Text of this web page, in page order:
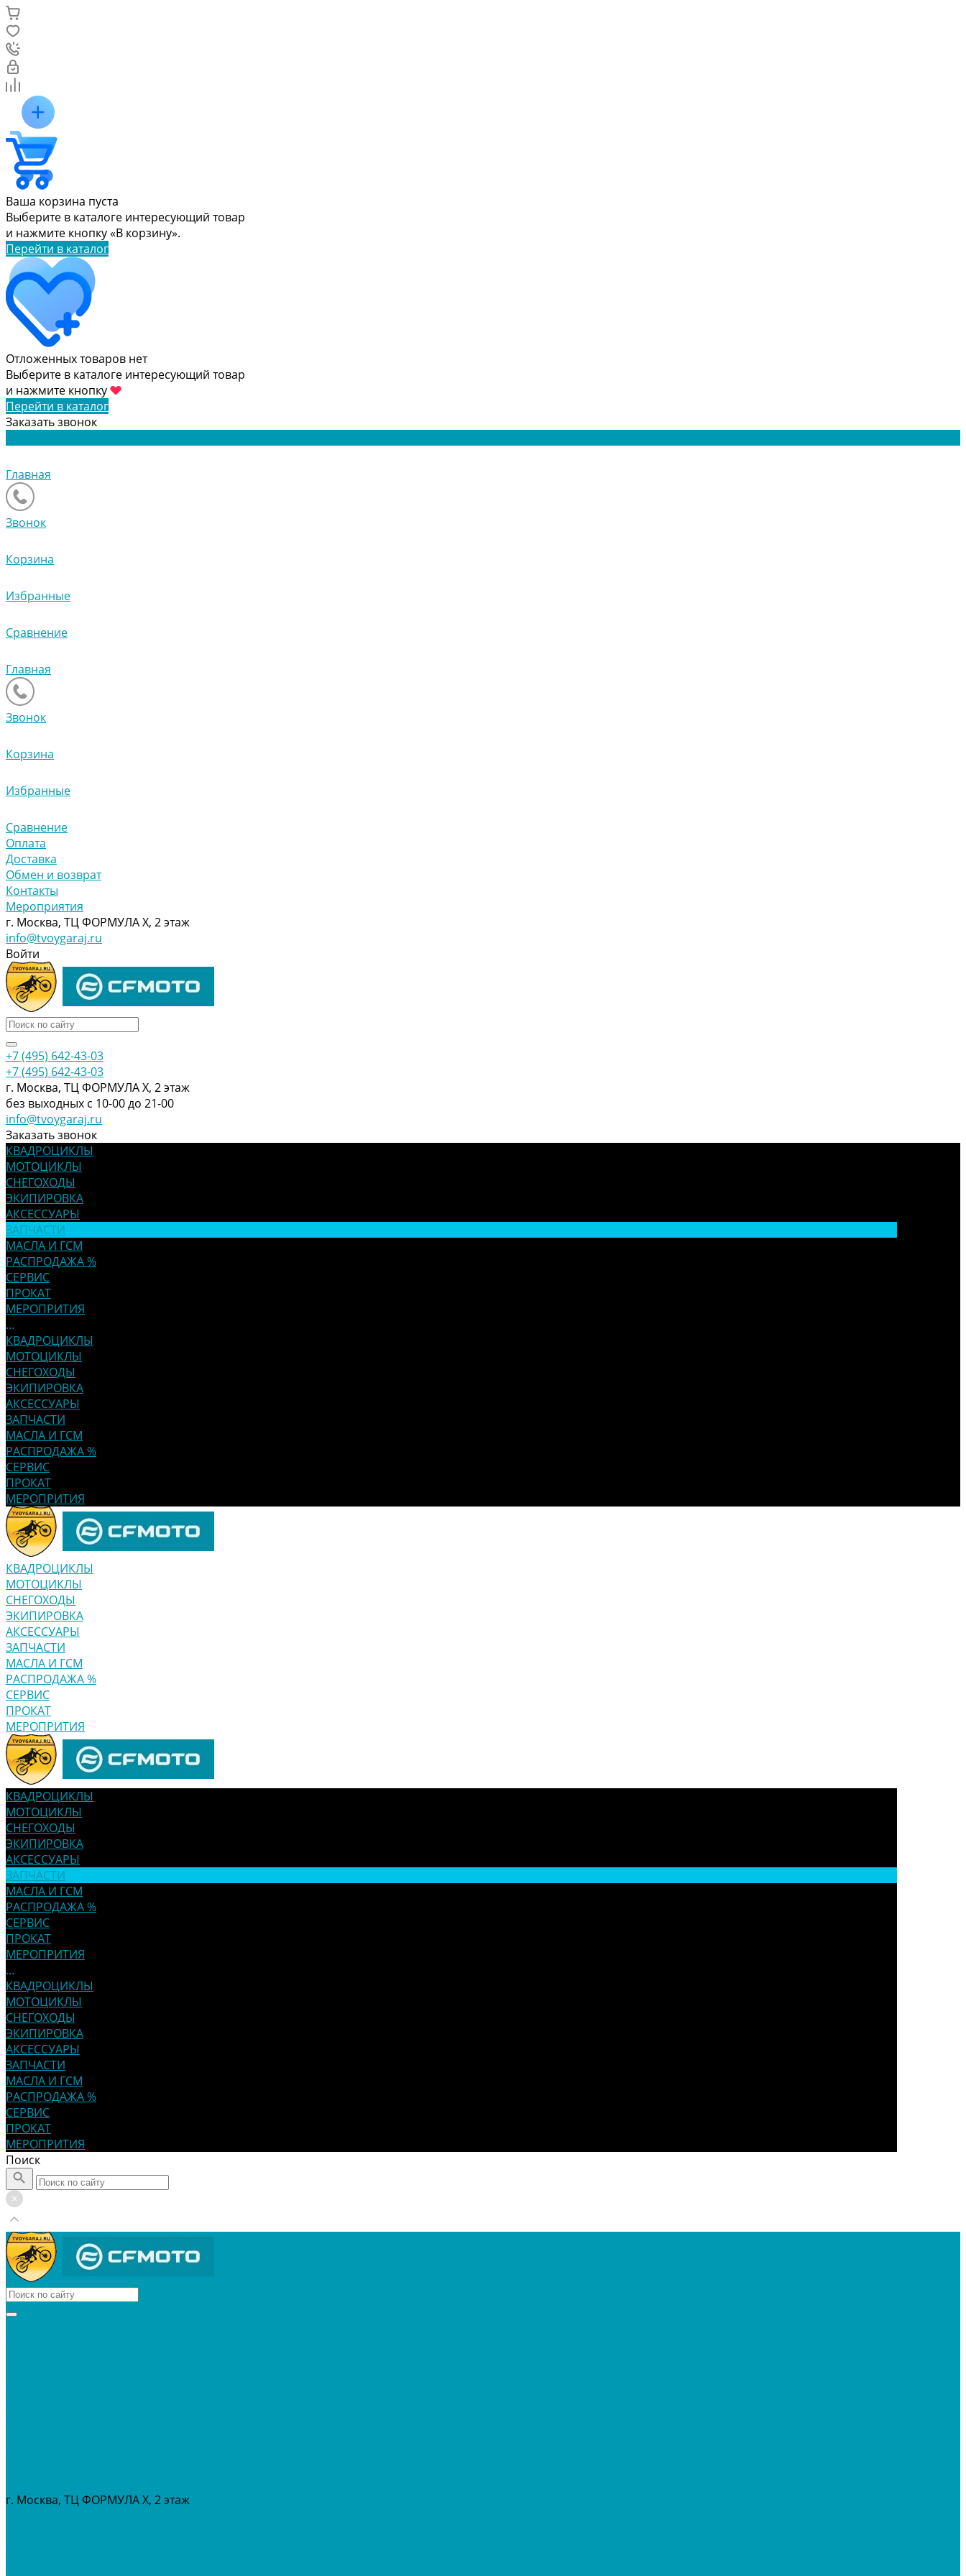
Ваша корзина пуста
Выберите в каталоге интересующий товар
и нажмите кнопку «В корзину».
Перейти в каталог
Отложенных товаров нет
Выберите в каталоге интересующий товар
и нажмите кнопку
Перейти в каталог
Заказать звонок
Главная
Звонок
Корзина
Избранные
Сравнение
Главная
Звонок
Корзина
Избранные
Сравнение
Оплата
Доставка
Обмен и возврат
Контакты
Мероприятия
г. Москва, ТЦ ФОРМУЛА Х, 2 этаж
info@tvoygaraj.ru
Войти
+7 (495) 642-43-03
+7 (495) 642-43-03
г. Москва, ТЦ ФОРМУЛА Х, 2 этаж
без выходных с 10-00 до 21-00
info@tvoygaraj.ru
Заказать звонок
КВАДРОЦИКЛЫ
МОТОЦИКЛЫ
СНЕГОХОДЫ
ЭКИПИРОВКА
АКСЕССУАРЫ
ЗАПЧАСТИ
МАСЛА И ГСМ
РАСПРОДАЖА %
СЕРВИС
ПРОКАТ
МЕРОПРИТИЯ
...
КВАДРОЦИКЛЫ
МОТОЦИКЛЫ
СНЕГОХОДЫ
ЭКИПИРОВКА
АКСЕССУАРЫ
ЗАПЧАСТИ
МАСЛА И ГСМ
РАСПРОДАЖА %
СЕРВИС
ПРОКАТ
МЕРОПРИТИЯ
КВАДРОЦИКЛЫ
МОТОЦИКЛЫ
СНЕГОХОДЫ
ЭКИПИРОВКА
АКСЕССУАРЫ
ЗАПЧАСТИ
МАСЛА И ГСМ
РАСПРОДАЖА %
СЕРВИС
ПРОКАТ
МЕРОПРИТИЯ
КВАДРОЦИКЛЫ
МОТОЦИКЛЫ
СНЕГОХОДЫ
ЭКИПИРОВКА
АКСЕССУАРЫ
ЗАПЧАСТИ
МАСЛА И ГСМ
РАСПРОДАЖА %
СЕРВИС
ПРОКАТ
МЕРОПРИТИЯ
...
КВАДРОЦИКЛЫ
МОТОЦИКЛЫ
СНЕГОХОДЫ
ЭКИПИРОВКА
АКСЕССУАРЫ
ЗАПЧАСТИ
МАСЛА И ГСМ
РАСПРОДАЖА %
СЕРВИС
ПРОКАТ
МЕРОПРИТИЯ
Поиск
г. Москва, ТЦ ФОРМУЛА Х, 2 этаж